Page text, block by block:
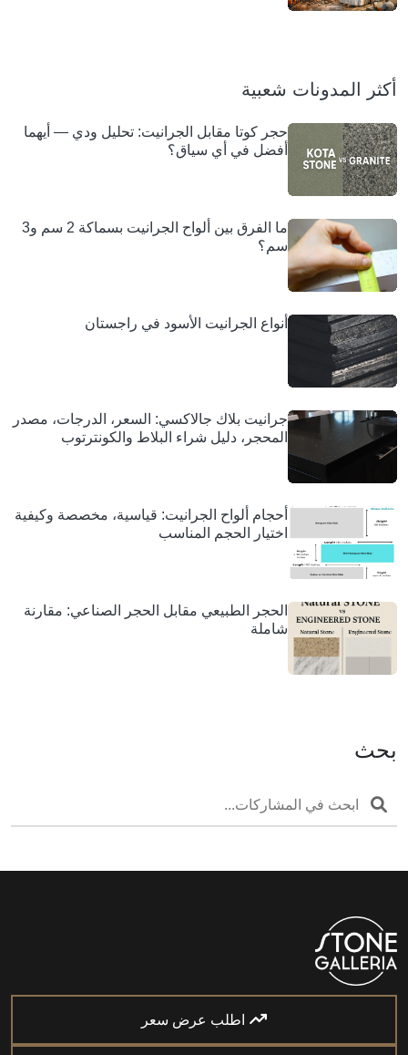
أكثر المدونات شعبية
حجر كوتا مقابل الجرانيت: تحليل ودي — أيهما
أفضل في أي سياق؟
ما الفرق بين ألواح الجرانيت بسماكة 2 سم و3
سم؟
أنواع الجرانيت الأسود في راجستان
جرانيت بلاك جالاكسي: السعر، الدرجات، مصدر
المحجر، دليل شراء البلاط والكونترتوب
أحجام ألواح الجرانيت: قياسية، مخصصة وكيفية
اختيار الحجم المناسب
الحجر الطبيعي مقابل الحجر الصناعي: مقارنة
شاملة
بحث
اطلب عرض سعر